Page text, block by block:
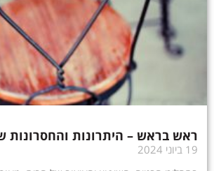
ראש בראש – היתרונות והחסרונות
19 ביוני 2024